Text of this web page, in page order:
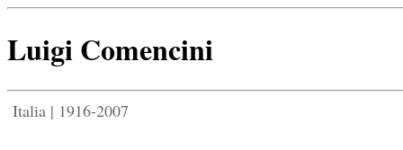
Luigi Comencini
Italia | 1916-2007